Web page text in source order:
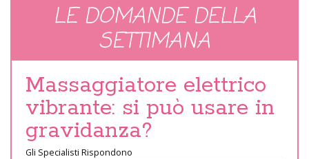
LE DOMANDE DELLA
SETTIMANA
Massaggiatore elettrico
vibrante: si può usare in
gravidanza?
Gli Specialisti Rispondono